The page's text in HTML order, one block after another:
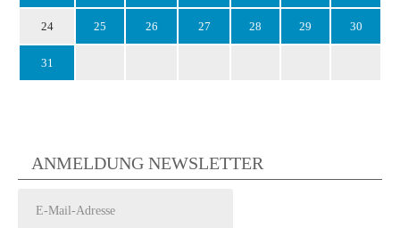
24 25 26 27 28 29 30
31
ANMELDUNG NEWSLETTER